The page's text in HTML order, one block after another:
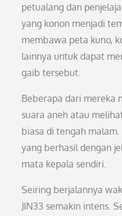
petualang dan
yang konon menjadi
membawa peta kuno,
lainnya untuk dapat
gaib tersebut.
Beberapa dari mereka
suara aneh atau
biasa di tengah
yang berhasil dengan
mata kepala sendiri.
Seiring berjalannya
JIN33 semakin intens.